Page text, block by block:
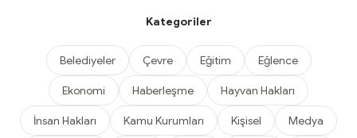
Kategoriler
Belediyeler Çevre Eğitim Eğlence
Ekonomi Haberleşme Hayvan Hakları
İnsan Hakları Kamu Kurumları Kişisel Medya